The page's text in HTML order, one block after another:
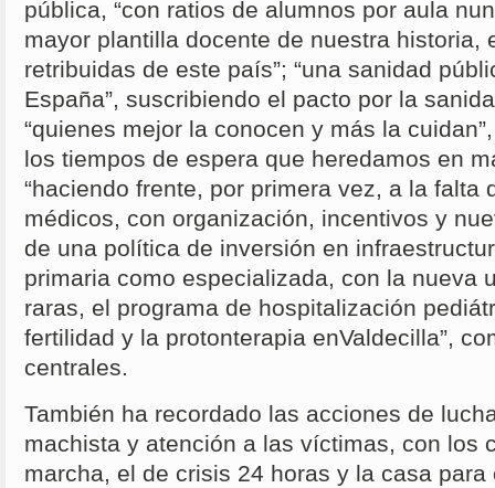
pública, “con ratios de alumnos por aula
mayor plantilla docente de nuestra historia,
retribuidas de este país”; “una sanidad
España”, suscribiendo el pacto por la
“quienes mejor la conocen y más la
los tiempos de espera que heredamos en
“haciendo frente, por primera vez, a la falta
médicos, con organización, incentivos y
de una política de inversión en
primaria como especializada, con la nueva
raras, el programa de hospitalización
fertilidad y la protonterapia enValdecilla”,
centrales.
También ha recordado las acciones de
machista y atención a las víctimas, con los
marcha, el de crisis 24 horas y la casa